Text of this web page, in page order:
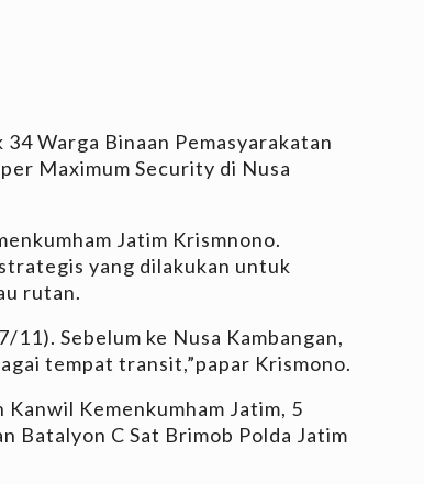
34 Warga Binaan Pemasyarakatan
Maximum Security di Nusa
Jatim Krismnono.
yang dilakukan untuk
rutan.
11). Sebelum ke Nusa Kambangan,
tempat transit,”papar Krismono.
Kemenkumham Jatim, 5
Batalyon C Sat Brimob Polda Jatim